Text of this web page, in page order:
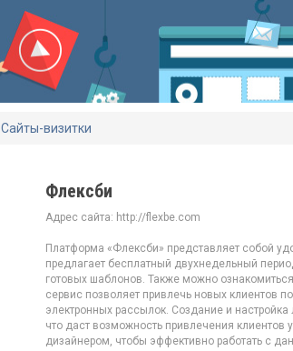
Сайты-визитки
Флексби
Адрес сайта: http://flexbe.com
Платформа «Флексби» представляет собой
предлагает бесплатный двухнедельный
готовых шаблонов. Также можно
сервис позволяет привлечь новых клиентов
электронных рассылок. Создание и
что даст возможность привлечения
дизайнером, чтобы эффективно работать с